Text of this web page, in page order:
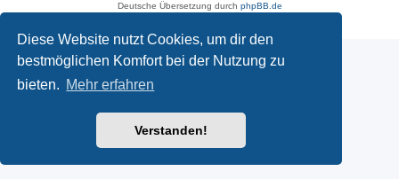
Diese Website nutzt Cookies, um dir den
bestmöglichen Komfort bei der Nutzung zu
bieten. Mehr erfahren
Verstanden!
Deutsche Übersetzung durch phpBB.de